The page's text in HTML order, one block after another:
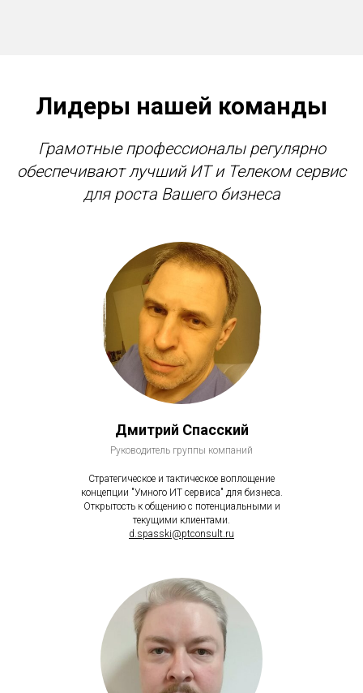
Лидеры нашей команды
Грамотные профессионалы регулярно
обеспечивают лучший ИТ и Телеком сервис
для роста Вашего бизнеса
Дмитрий Спасский
Руководитель группы компаний
Стратегическое и тактическое воплощение
концепции "Умного ИТ сервиса" для бизнеса.
Открытость к общению с потенциальными и
текущими клиентами.
d.spasski@ptconsult.ru